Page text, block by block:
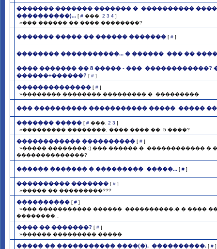
������� ������� ������� � ­ ����������
����������)... [ # ���. 2 3 4 ]
»��� ������ �� ���� ��������?
������� ����� �� ������ ������� [ # ]
�������� �����������... � ������ ­ ��� ��
���� ������� �� 8 ����� - ��� ­ ������������?
������+������? [ # ]
�������������� [ # ]
»�������� �������� ��������� � ­ ���������
��� ���������� ����������� ����� ­ �����
������� ����� [ # ���. 2 3 ]
»��������� ��������, ���� ���� �� ­ 5 ����?
������������ ���������� [ # ]
»����� �������� :) ��� ������ � ­ ������������ �
��������������?
������ ������� � ��������� ­ �����... [ # ]
���������� ������� [ # ]
»����� �� ���������???
���������� [ # ]
»��� ����������� ������ ­ ����������,� � ����
��������...
���� �� �������? [ # ]
»������ ��������� �����
����� �� ����������� ����(�). ­ ����������. [ # ]